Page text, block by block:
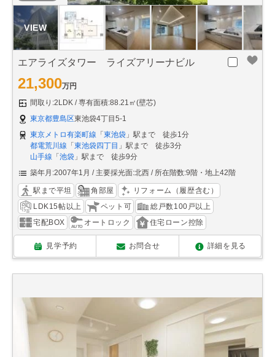
エアライズタワー ライズアリーナビル
21,300万円
間取り:2LDK
専有面積:88.21㎡(壁芯)
東京都豊島区東池袋4丁目5-1
東京メトロ有楽町線 「 東池袋 」駅まで 徒歩1分
都電荒川線 「 東池袋四丁目 」駅まで 徒歩3分
山手線 「 池袋 」駅まで 徒歩9分
築年月:2007年1月
主要採光面:北西 所在階数:9階・地上42階
駅まで平坦 角部屋
リフォーム（履歴含む）
LDK15帖以上
ペット可
総戸数100戸以上
宅配BOX
オートロック 住宅ローン控除
見学予約 お問合せ 詳細を見る